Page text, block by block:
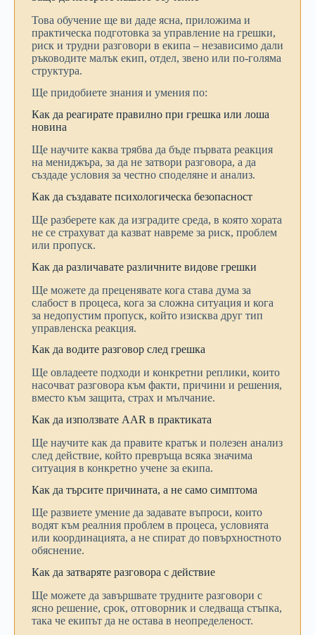
Това обучение ще ви даде ясна, приложима и
практическа подготовка за управление на грешки,
риск и трудни разговори в екипа – независимо дали
ръководите малък екип, отдел, звено или по-голяма
структура.
Ще придобиете знания и умения по:
Как да реагирате правилно при грешка или лоша
новина
Ще научите каква трябва да бъде първата реакция
на мениджъра, за да не затвори разговора, а да
създаде условия за честно споделяне и анализ.
Как да създавате психологическа безопасност
Ще разберете как да изградите среда, в която хората
не се страхуват да казват навреме за риск, проблем
или пропуск.
Как да различавате различните видове грешки
Ще можете да преценявате кога става дума за
слабост в процеса, кога за сложна ситуация и кога
за недопустим пропуск, който изисква друг тип
управленска реакция.
Как да водите разговор след грешка
Ще овладеете подходи и конкретни реплики, които
насочват разговора към факти, причини и решения,
вместо към защита, страх и мълчание.
Как да използвате AAR в практиката
Ще научите как да правите кратък и полезен анализ
след действие, който превръща всяка значима
ситуация в конкретно учене за екипа.
Как да търсите причината, а не само симптома
Ще развиете умение да задавате въпроси, които
водят към реалния проблем в процеса, условията
или координацията, а не спират до повърхностното
обяснение.
Как да затваряте разговора с действие
Ще можете да завършвате трудните разговори с
ясно решение, срок, отговорник и следваща стъпка,
така че екипът да не остава в неопределеност.